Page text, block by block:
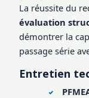
La réussite du
évaluation
démontrer la
passage série
Entretien